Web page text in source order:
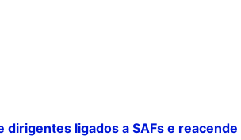
ligados a SAFs e